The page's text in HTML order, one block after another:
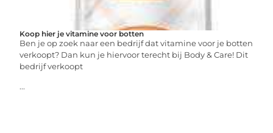
Koop hier je vitamine voor botten
Ben je op zoek naar een bedrijf dat vitamine voor je botten
verkoopt? Dan kun je hiervoor terecht bij Body & Care! Dit
bedrijf verkoopt
...